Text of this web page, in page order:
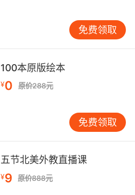
免费领取
100本原版绘本
¥0 原价288元
免费领取
五节北美外教直播课
¥9 原价888元